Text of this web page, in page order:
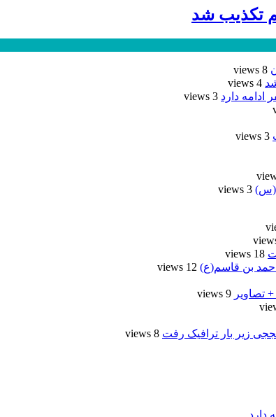
تکذیب شد
8 views
4 views
3 views
3 views
3 views
18 views
بن قاسم(ع) 12 views
تصاویر 9 views
زیر بار ترافیک رفت 8 views